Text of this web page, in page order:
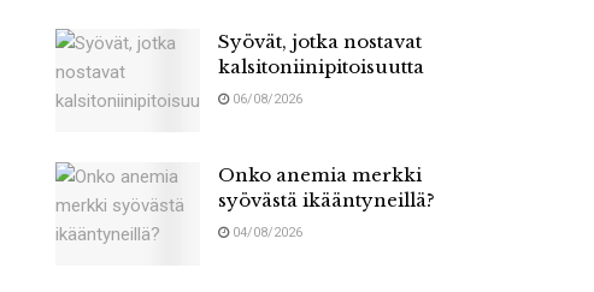
Syövät, jotka nostavat
kalsitoniinipitoisuutta
06/08/2026
Onko anemia merkki
syövästä ikääntyneillä?
04/08/2026